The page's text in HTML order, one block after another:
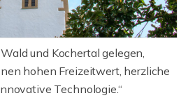
und Kochertal gelegen,
hohen Freizeitwert, herzliche
Technologie.“